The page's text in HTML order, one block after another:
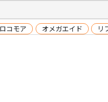
ロコモア オメガエイド リ